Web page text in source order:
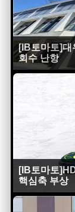
[IB토마토]대
회수 난항
[IB토마토
핵심축 부상